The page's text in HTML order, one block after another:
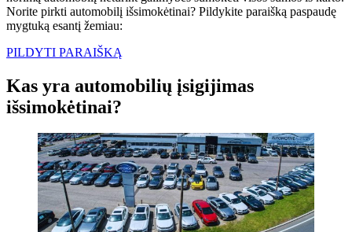
Norite pirkti automobilį išsimokėtinai? Pildykite paraišką paspaudę
mygtuką esantį žemiau:
PILDYTI PARAIŠKĄ
Kas yra automobilių įsigijimas
išsimokėtinai?